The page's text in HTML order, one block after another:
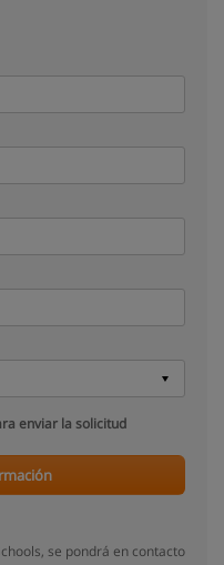
enviar la solicitud
se pondrá en contacto